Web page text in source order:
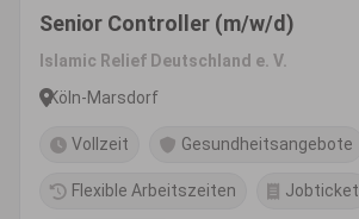
Senior Controller (m/w/d)
Islamic Relief Deutschland e. V.
Köln-Marsdorf
Vollzeit Gesundheitsangebote
Flexible Arbeitszeiten Jobticket